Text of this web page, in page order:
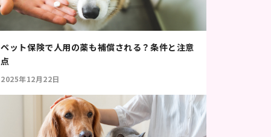
ペット保険で人用の薬も補償される？条件と注意
点
2025年12月22日